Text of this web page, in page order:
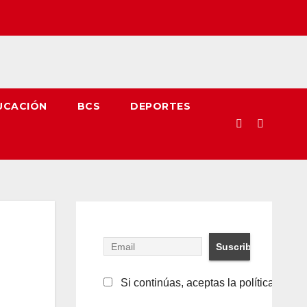
BCS DEPORTES
Si continúas, aceptas la política de